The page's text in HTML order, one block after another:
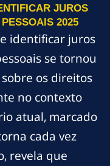
JUROS
2025
identificar juros
se tornou
os direitos
no contexto
atual, marcado
cada vez
revela que